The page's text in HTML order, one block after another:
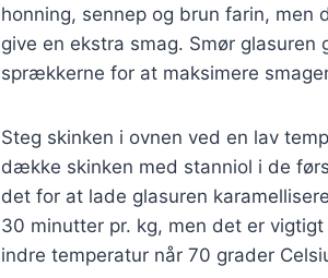
honning, sennep og brun farin,
give en ekstra smag. Smør
sprækkerne for at maksimere
Steg skinken i ovnen ved en lav
dække skinken med stanniol i de
det for at lade glasuren
30 minutter pr. kg, men det er
indre temperatur når 70 grader